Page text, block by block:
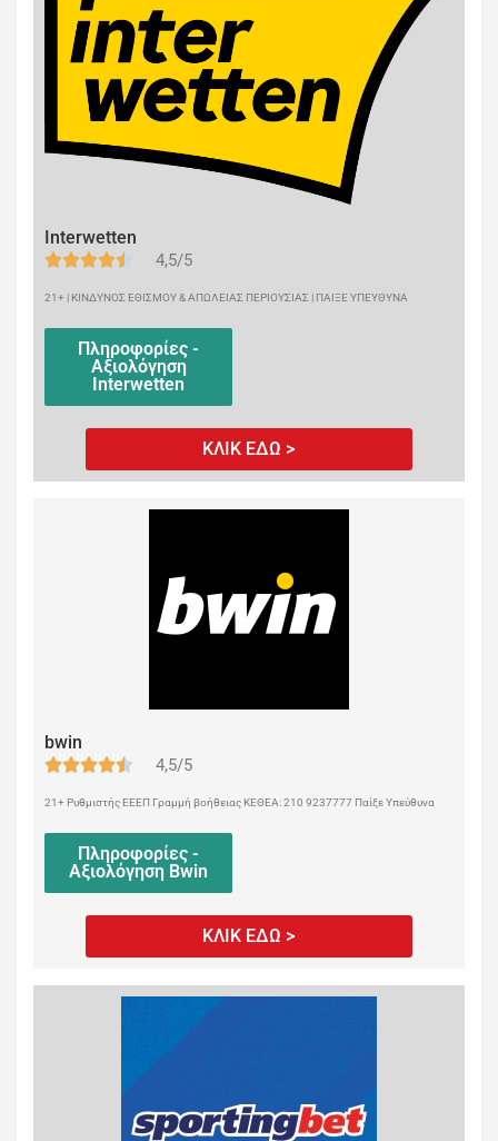
Interwetten
4,5/5
21+ | ΚΙΝΔΥΝΟΣ ΕΘΙΣΜΟΥ & ΑΠΩΛΕΙΑΣ ΠΕΡΙΟΥΣΙΑΣ | ΠΑΙΞΕ ΥΠΕΥΘΥΝΑ
Πληροφορίες -
Αξιολόγηση
Interwetten
ΚΛΙΚ ΕΔΩ >
bwin
4,5/5
21+ Ρυθμιστής ΕΕΕΠ Γραμμή βοήθειας ΚΕΘΕΑ: 210 9237777 Παίξε Υπεύθυνα
Πληροφορίες -
Αξιολόγηση Bwin
ΚΛΙΚ ΕΔΩ >